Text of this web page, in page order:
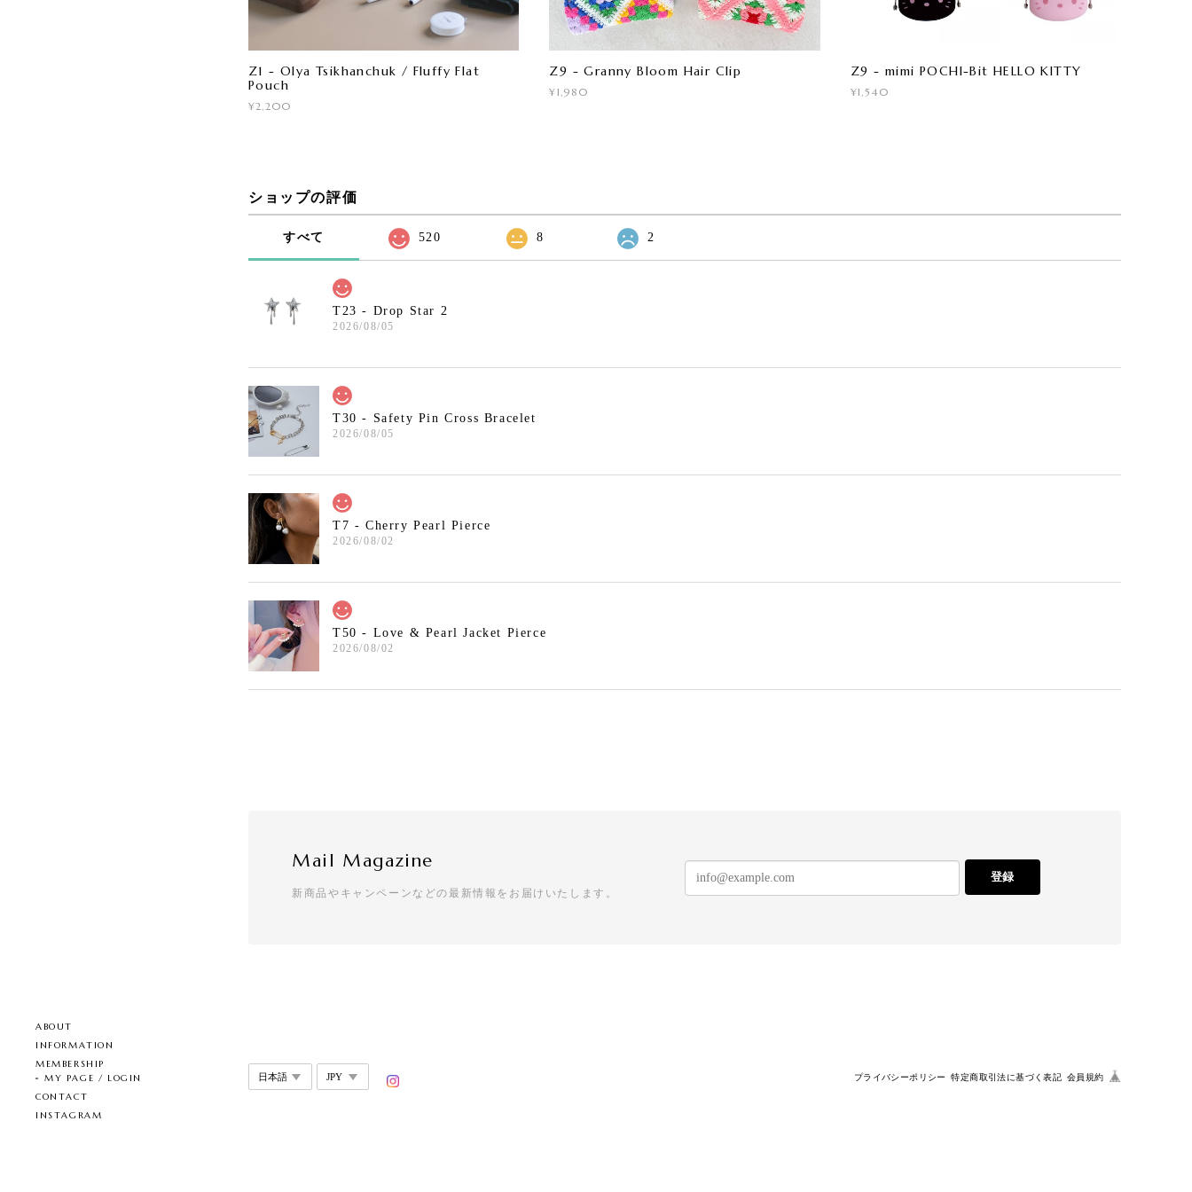
ABOUT
INFORMATION
MEMBERSHIP
MY PAGE / LOGIN
CONTACT
INSTAGRAM
Z1 - Olya Tsikhanchuk / Fluffy Flat
Pouch
¥2,200
Z9 - Granny Bloom Hair Clip
¥1,980
Z9 - mimi POCHI-Bit HELLO KITTY
¥1,540
ショップの評価
すべて 520 8 2
T23 - Drop Star 2
2026/08/05
T30 - Safety Pin Cross Bracelet
2026/08/05
T7 - Cherry Pearl Pierce
2026/08/02
T50 - Love & Pearl Jacket Pierce
2026/08/02
mix color
C
2026/07/28
Mail Magazine
新商品やキャンペーンなどの最新情報をお届けいたします。
登録
プライバシーポリシー 特定商取引法に基づく表記 会員規約